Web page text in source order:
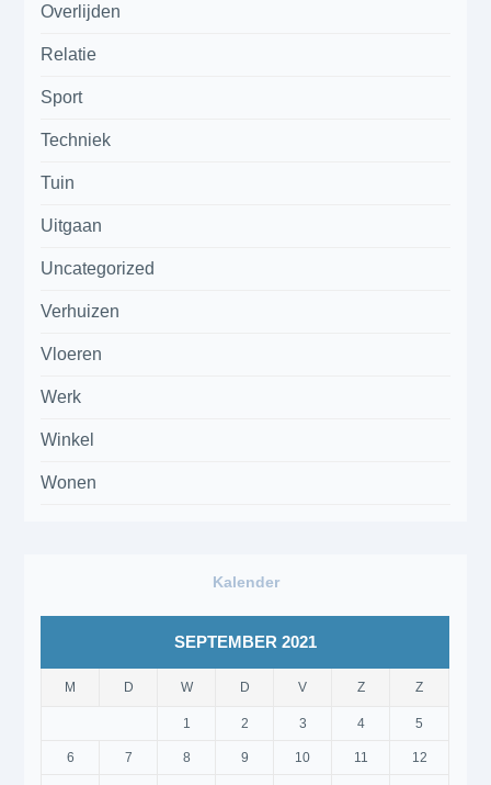
Overlijden
Relatie
Sport
Techniek
Tuin
Uitgaan
Uncategorized
Verhuizen
Vloeren
Werk
Winkel
Wonen
Kalender
SEPTEMBER 2021
M D W D V Z Z
1 2 3 4 5
6 7 8 9 10 11 12